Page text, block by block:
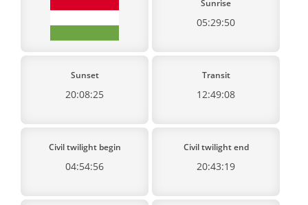
Sunrise
05:29:50
Sunset
20:08:25
Transit
12:49:08
Civil twilight begin
04:54:56
Civil twilight end
20:43:19